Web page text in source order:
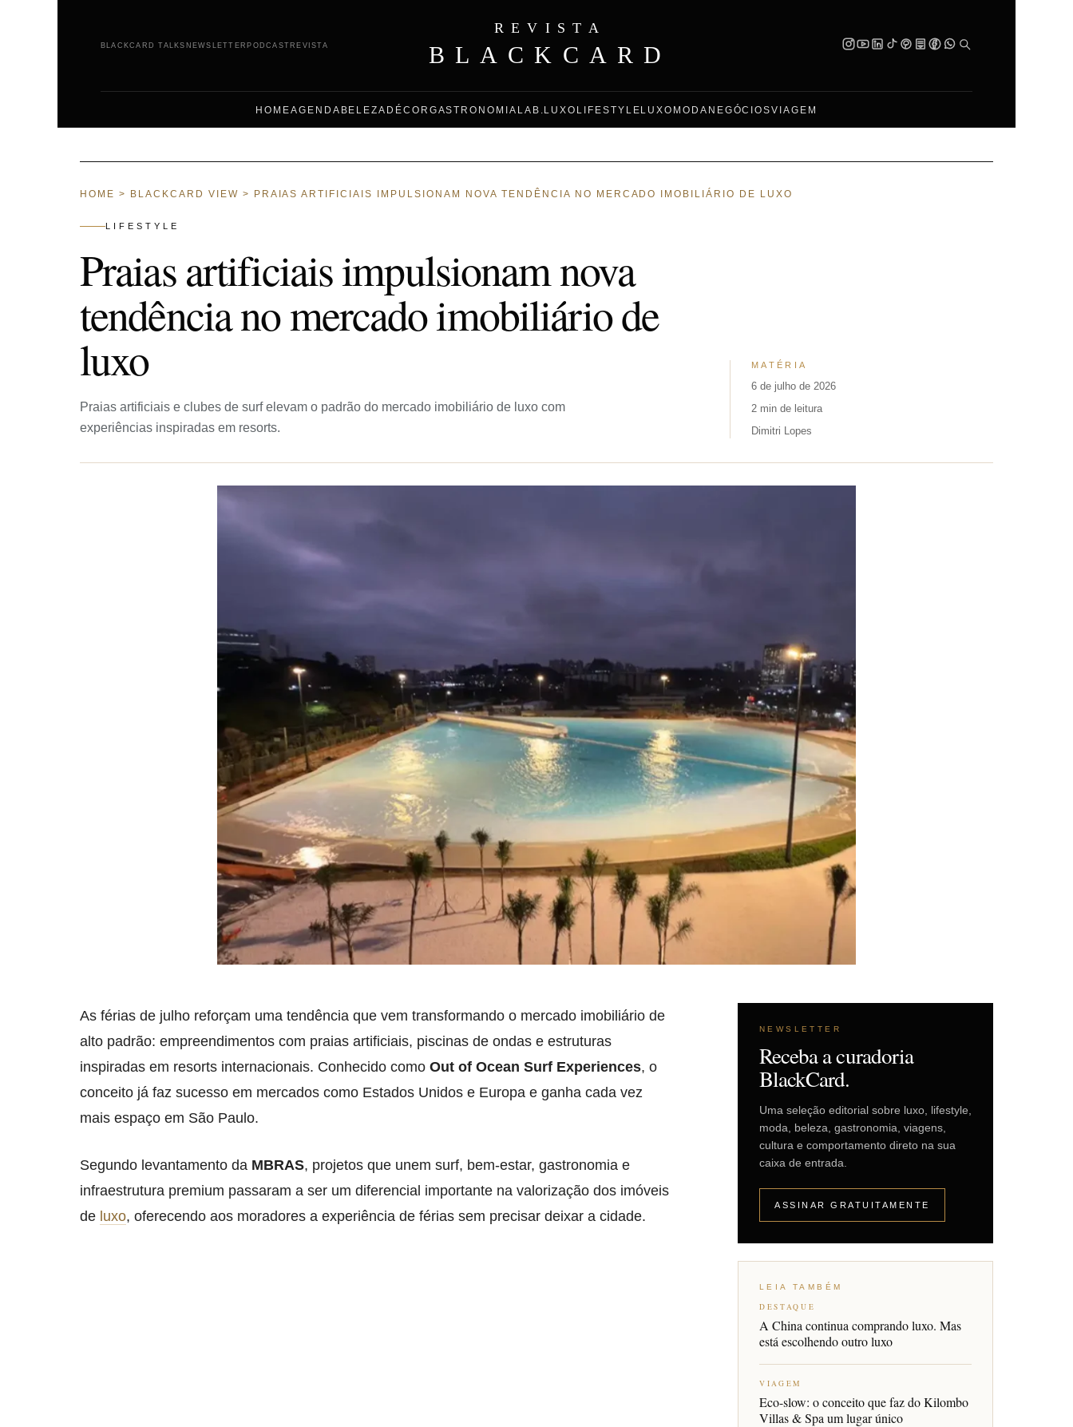
BLACKCARD TALKS NEWSLETTER PODCAST REVISTA
REVISTA
BLACKCARD
HOMEAGENDA BELEZA DÉCOR GASTRONOMIA LAB.LUXO LIFESTYLE LUXO MODA NEGÓCIOSVIAGEM
HOME > BLACKCARD VIEW > PRAIAS ARTIFICIAIS IMPULSIONAM NOVA TENDÊNCIA NO MERCADO IMOBILIÁRIO DE LUXO
LIFESTYLE
Praias artificiais impulsionam nova
tendência no mercado imobiliário de
luxo
Praias artificiais e clubes de surf elevam o padrão do mercado imobiliário de luxo com
experiências inspiradas em resorts.
MATÉRIA
6 de julho de 2026
2 min de leitura
Dimitri Lopes
As férias de julho reforçam uma tendência que vem transformando o mercado imobiliário de
alto padrão: empreendimentos com praias artificiais, piscinas de ondas e estruturas
inspiradas em resorts internacionais. Conhecido como Out of Ocean Surf Experiences, o
conceito já faz sucesso em mercados como Estados Unidos e Europa e ganha cada vez
mais espaço em São Paulo.
Segundo levantamento da MBRAS, projetos que unem surf, bem-estar, gastronomia e
infraestrutura premium passaram a ser um diferencial importante na valorização dos imóveis
de luxo, oferecendo aos moradores a experiência de férias sem precisar deixar a cidade.
NEWSLETTER
Receba a curadoria
BlackCard.
Uma seleção editorial sobre luxo, lifestyle,
moda, beleza, gastronomia, viagens,
cultura e comportamento direto na sua
caixa de entrada.
ASSINAR GRATUITAMENTE
LEIA TAMBÉM
DESTAQUE
A China continua comprando luxo. Mas
está escolhendo outro luxo
VIAGEM
Eco-slow: o conceito que faz do Kilombo
Villas & Spa um lugar único